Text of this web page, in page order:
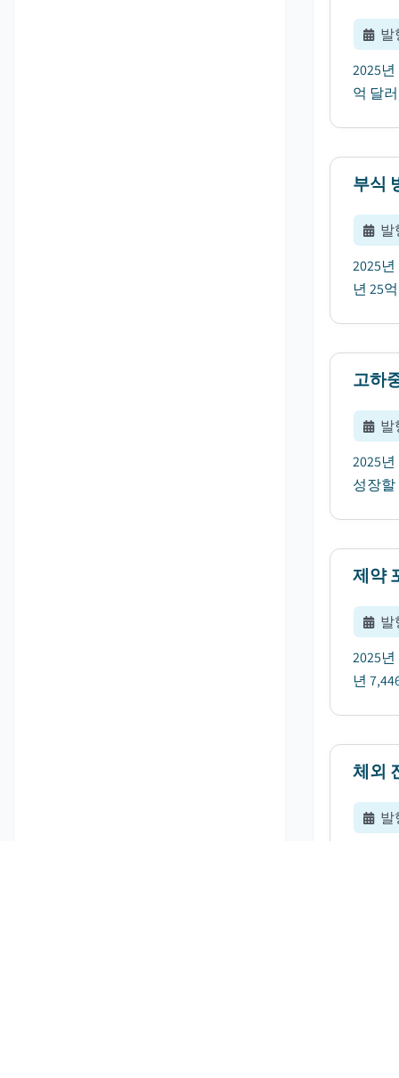
발
2025
억 달
부식
발
2025
년 25
고하
발
2025
성장할
제약
발
2025
년
체외
발